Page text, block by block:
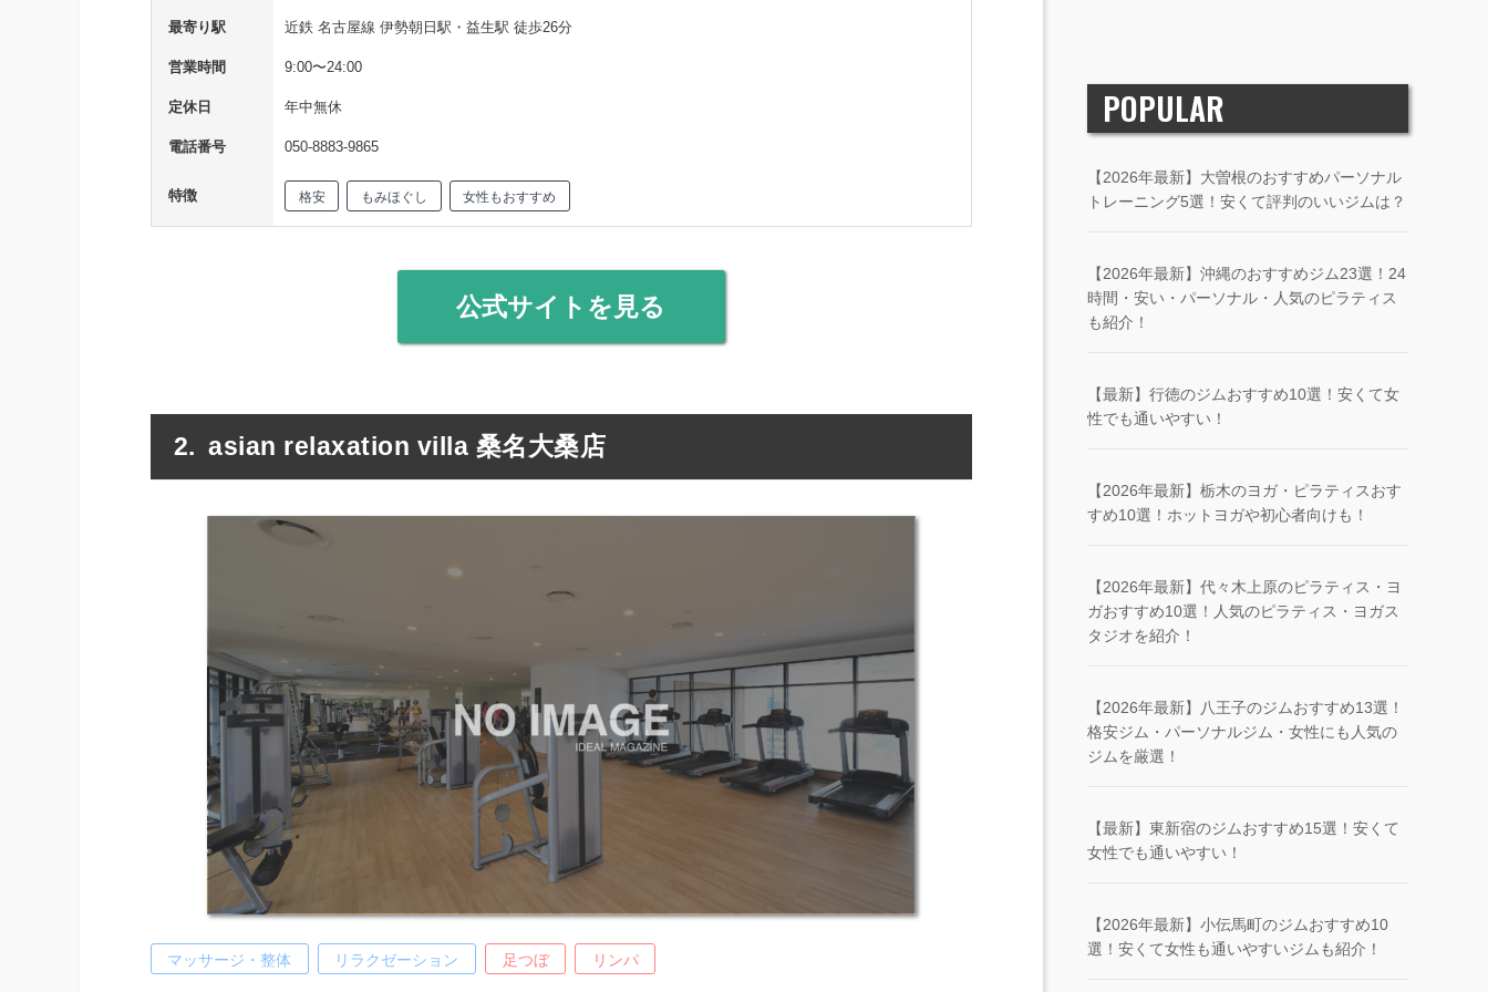
最寄り駅 近鉄 名古屋線 伊勢朝日駅・益生駅 徒歩26分
営業時間 9:00〜24:00
定休日 年中無休
電話番号 050-8883-9865
特徴 格安 もみほぐし 女性もおすすめ
公式サイトを見る
asian relaxation villa 桑名大桑店
マッサージ・整体 リラクゼーション 足つぼ リンパ
POPULAR
【2026年最新】大曽根のおすすめパーソナル
トレーニング5選！安くて評判のいいジムは？
【2026年最新】沖縄のおすすめジム23選！24
時間・安い・パーソナル・人気のピラティス
も紹介！
【最新】行徳のジムおすすめ10選！安くて女
性でも通いやすい！
【2026年最新】栃木のヨガ・ピラティスおす
すめ10選！ホットヨガや初心者向けも！
【2026年最新】代々木上原のピラティス・ヨ
ガおすすめ10選！人気のピラティス・ヨガス
タジオを紹介！
【2026年最新】八王子のジムおすすめ13選！
格安ジム・パーソナルジム・女性にも人気の
ジムを厳選！
【最新】東新宿のジムおすすめ15選！安くて
女性でも通いやすい！
【2026年最新】小伝馬町のジムおすすめ10
選！安くて女性も通いやすいジムも紹介！